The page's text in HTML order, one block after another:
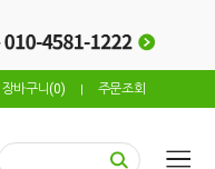
장바구니(0) 주문조회